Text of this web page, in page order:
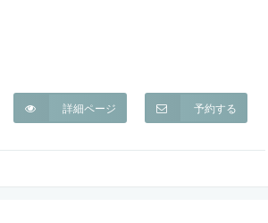
予約する
詳細ページ